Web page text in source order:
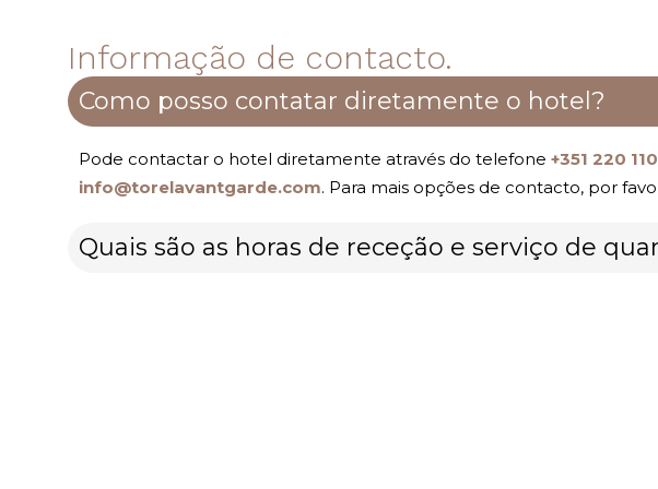
Informação de contacto.
Como posso contatar diretamente o hotel?
Pode contactar o hotel diretamente através do telefone +351 220
info@torelavantgarde.com. Para mais opções de contacto, por
Quais são as horas de receção e serviço de